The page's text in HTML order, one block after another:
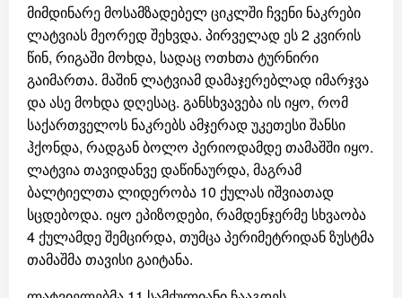
მიმდინარე მოსამზადებელ ციკლში ჩვენი ნაკრები
ლატვიას მეორედ შეხვდა. პირველად ეს 2 კვირის
წინ, რიგაში მოხდა, სადაც ოთხთა ტურნირი
გაიმართა. მაშინ ლატვიამ დამაჯერებლად იმარჯვა
და ასე მოხდა დღესაც. განსხვავება ის იყო, რომ
საქართველოს ნაკრებს ამჯერად უკეთესი შანსი
ჰქონდა, რადგან ბოლო პერიოდამდე თამაშში იყო.
ლატვია თავიდანვე დაწინაურდა, მაგრამ
ბალტიელთა ლიდერობა 10 ქულას იშვიათად
სცდებოდა. იყო ეპიზოდები, რამდენჯერმე სხვაობა
4 ქულამდე შემცირდა, თუმცა პერიმეტრიდან ზუსტმა
თამაშმა თავისი გაიტანა.